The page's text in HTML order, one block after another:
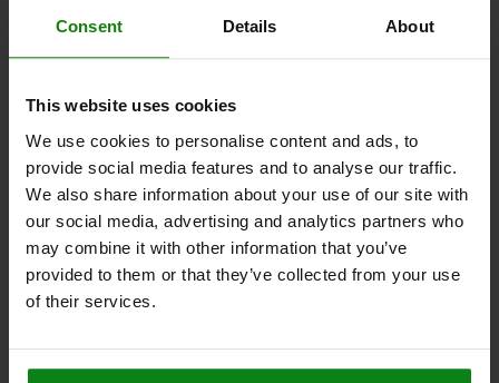
Consent Details About
This website uses cookies
We use cookies to personalise content and ads, to
provide social media features and to analyse our traffic.
We also share information about your use of our site with
our social media, advertising and analytics partners who
may combine it with other information that you’ve
provided to them or that they’ve collected from your use
of their services.
$30.62
más IVA.
03089